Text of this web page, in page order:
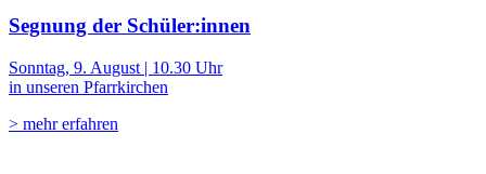
Segnung der Schüler:innen
Sonntag, 9. August | 10.30 Uhr
in unseren Pfarrkirchen
> mehr erfahren